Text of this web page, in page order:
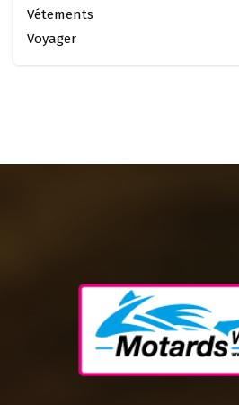
Vétements
Voyager